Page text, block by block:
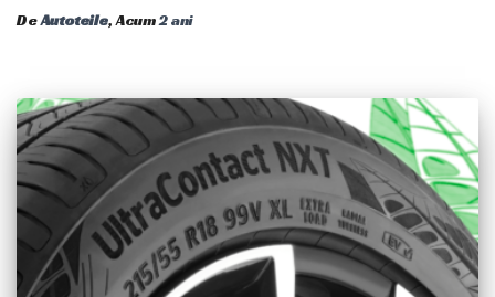
DeAutoteile, Acum2 ani